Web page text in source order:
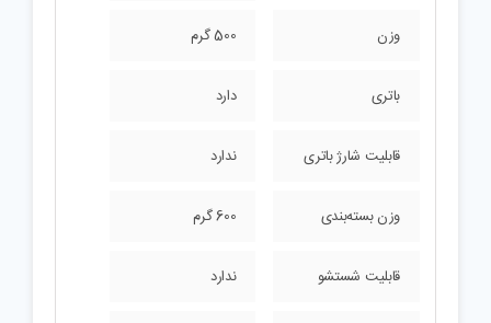
وزن 500 گرم
باتری دارد
قابلیت شارژ باتری ندارد
وزن بسته‌بندی 600 گرم
قابلیت شستشو ندارد